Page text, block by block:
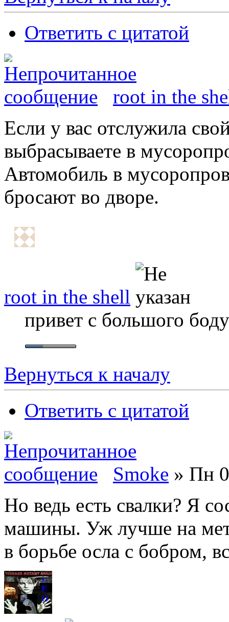
Ответить с цитатой
root in the
Если у вас отслужила
выбрасываете в
Автомобиль в
бросают во дворе.
root in the shell
привет с большого
Вернуться к началу
Ответить с цитатой
Smoke » Пн
Но ведь есть свалки? Я
машины. Уж лучше на
в борьбе осла с бобром,